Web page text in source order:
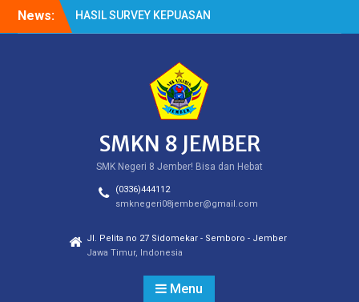
News:
HASIL SURVEY KEPUASAN
PELANGGAN
Cek Kesehatan Gratis
SMKN 8 JEMBER
SMK Negeri 8 Jember! Bisa dan Hebat
(0336)444112
smknegeri08jember@gmail.com
Jl. Pelita no 27 Sidomekar - Semboro - Jember
Jawa Timur, Indonesia
Menu